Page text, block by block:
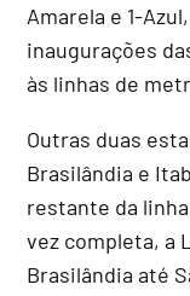
Amarela e 1-
inaugurações
às linhas de
Outras duas
Brasilândia e
restante da
vez completa, a
Brasilândia até